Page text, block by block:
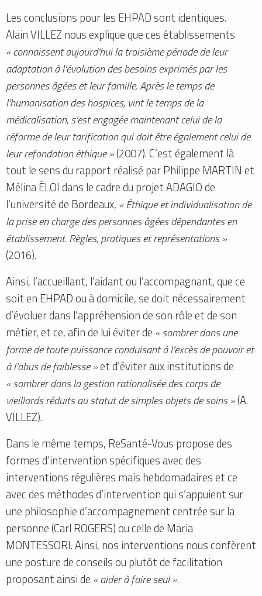
Les conclusions pour les EHPAD sont identiques.
Alain VILLEZ nous explique que ces établissements
« connaissent aujourd’hui la troisième période de leur
adaptation à l’évolution des besoins exprimés par les
personnes âgées et leur famille. Après le temps de
l’humanisation des hospices, vint le temps de la
médicalisation, s’est engagée maintenant celui de la
réforme de leur tarification qui doit être également celui de
leur refondation éthique »(2007). C’est également là
tout le sens du rapport réalisé par Philippe MARTIN et
Mélina ÉLOI dans le cadre du projet ADAGIO de
l’université de Bordeaux, « Éthique et individualisation de
la prise en charge des personnes âgées dépendantes en
établissement. Règles, pratiques et représentations »
(2016).
Ainsi, l’accueillant, l’aidant ou l’accompagnant, que ce
soit en EHPAD ou à domicile, se doit nécessairement
d’évoluer dans l’appréhension de son rôle et de son
métier, et ce, afin de lui éviter de « sombrer dans une
forme de toute puissance conduisant à l’excès de pouvoir et
à l’abus de faiblesse »et d’éviter aux institutions de
« sombrer dans la gestion rationalisée des corps de
vieillards réduits au statut de simples objets de soins »(A.
VILLEZ).
Dans le même temps, ReSanté-Vous propose des
formes d’intervention spécifiques avec des
interventions régulières mais hebdomadaires et ce
avec des méthodes d’intervention qui s’appuient sur
une philosophie d’accompagnement centrée sur la
personne (Carl ROGERS) ou celle de Maria
MONTESSORI. Ainsi, nos interventions nous confèrent
une posture de conseils ou plutôt de facilitation
proposant ainsi de « aider à faire seul ».